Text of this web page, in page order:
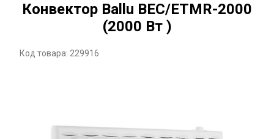
Конвектор Ballu BEC/ETMR-2000
(2000 Вт )
Код товара: 229916